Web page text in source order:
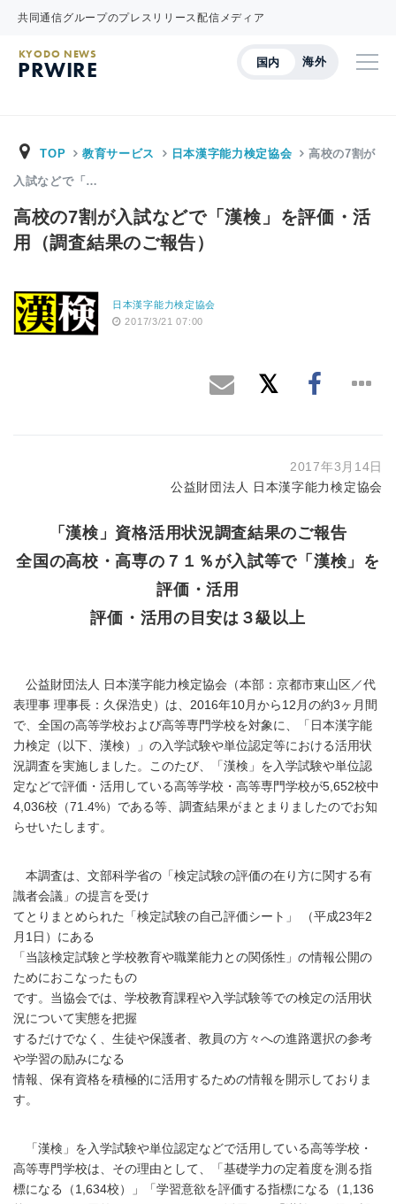
共同通信グループのプレスリリース配信メディア
国内 海外
KYODO NEWS
PRWIRE
TOP 教育サービス 日本漢字能力検定協会 高校の7割が
入試などで「…
高校の7割が入試などで「漢検」を評価・活
用（調査結果のご報告）
日本漢字能力検定協会
2017/3/21 07:00
2017年3月14日
公益財団法人 日本漢字能力検定協会
「漢検」資格活用状況調査結果のご報告
全国の高校・高専の７１％が入試等で「漢検」を
評価・活用
評価・活用の目安は３級以上
公益財団法人 日本漢字能力検定協会（本部：京都市東山区／代
表理事 理事長：久保浩史）は、2016年10月から12月の約3ヶ月間
で、全国の高等学校および高等専門学校を対象に、「日本漢字能
力検定（以下、漢検）」の入学試験や単位認定等における活用状
況調査を実施しました。このたび、「漢検」を入学試験や単位認
定などで評価・活用している高等学校・高等専門学校が5,652校中
4,036校（71.4%）である等、調査結果がまとまりましたのでお知
らせいたします。
本調査は、文部科学省の「検定試験の評価の在り方に関する有
識者会議」の提言を受け
てとりまとめられた「検定試験の自己評価シート」 （平成23年2
月1日）にある
「当該検定試験と学校教育や職業能力との関係性」の情報公開の
ためにおこなったもの
です。当協会では、学校教育課程や入学試験等での検定の活用状
況について実態を把握
するだけでなく、生徒や保護者、教員の方々への進路選択の参考
や学習の励みになる
情報、保有資格を積極的に活用するための情報を開示しておりま
す。
「漢検」を入学試験や単位認定などで活用している高等学校・
高等専門学校は、その理由として、「基礎学力の定着度を測る指
標になる（1,634校）」「学習意欲を評価する指標になる（1,136